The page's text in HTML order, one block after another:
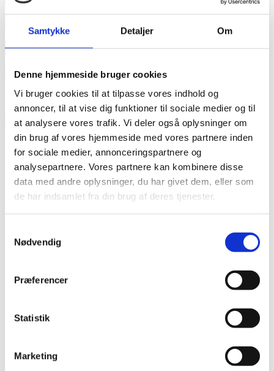
Samtykke Detaljer Om
Denne hjemmeside bruger cookies
Vi bruger cookies til at tilpasse vores indhold og
annoncer, til at vise dig funktioner til sociale medier og til
at analysere vores trafik. Vi deler også oplysninger om
din brug af vores hjemmeside med vores partnere inden
for sociale medier, annonceringspartnere og
analysepartnere. Vores partnere kan kombinere disse
data med andre oplysninger, du har givet dem, eller som
de har indsamlet fra din brug af deres tjenester.
Nødvendig
Præferencer
Statistik
Marketing
annonce
Like us
RAINBOW BUSINESS DENMARK